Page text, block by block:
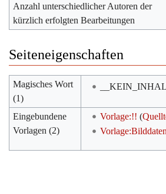
Anzahl unterschiedlicher Autoren der
kürzlich erfolgten Bearbeitungen
Seiteneigenschaften
Magisches Wort
(1)
Eingebundene
Vorlagen (2)
Vorlage:!! (
Vorlage:Bilddaten